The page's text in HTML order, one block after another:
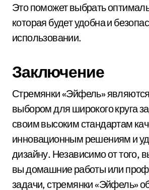
Это поможет выбрать
которая будет удобна и
использовании.
Заключение
Стремянки «Эйфель»
выбором для широкого круга
своим высоким стандартам
инновационным решениям и
дизайну. Независимо от того,
вы домашние работы или
задачи, стремянки «Эйфель»